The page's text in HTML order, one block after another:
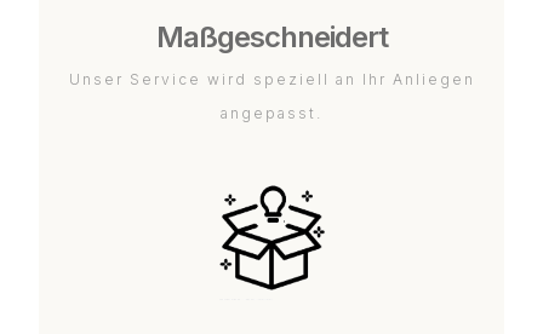
Maßgeschneidert
Unser Service wird speziell an Ihr Anliegen
angepasst.